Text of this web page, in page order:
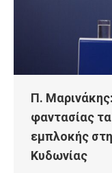
Π.
φαντασίας
εμπλοκής
Κυδωνίας